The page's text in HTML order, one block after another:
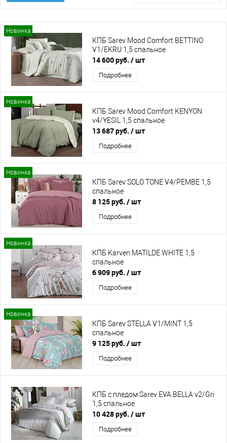
Новинка
КПБ Sarev Mood Comfort BETTINO
V1/EKRU 1,5 спальное
14 600 руб. / шт
Подробнее
Новинка
КПБ Sarev Mood Comfort KENYON
v4/YESIL 1,5 спальное
13 687 руб. / шт
Подробнее
Новинка
КПБ Sarev SOLO TONE V4/PEMBE 1,5
спальное
8 125 руб. / шт
Подробнее
Новинка
КПБ Karven MATILDE WHITE 1,5
спальное
6 909 руб. / шт
Подробнее
Новинка
КПБ Sarev STELLA V1/MINT 1,5
спальное
9 125 руб. / шт
Подробнее
КПБ с пледом Sarev EVA BELLA v2/Gri
1,5 спальное
10 428 руб. / шт
Подробнее